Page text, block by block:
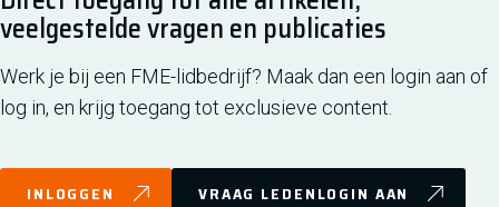
veelgestelde vragen en publicaties
Werk je bij een FME-lidbedrijf? Maak dan een login aan of
log in, en krijg toegang tot exclusieve content.
INLOGGEN
VRAAG LEDENLOGIN AAN